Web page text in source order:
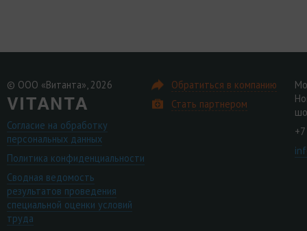
© ООО «Витанта», 2026
Согласие на обработку
персональных данных
Политика конфиденциальности
Сводная ведомость
результатов проведения
специальной оценки условий
труда
Обратиться в компанию
Стать партнером